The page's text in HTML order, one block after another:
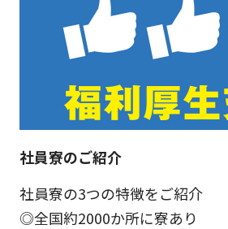
社員寮のご紹介
社員寮の3つの特徴をご紹介
◎全国約2000か所に寮あり